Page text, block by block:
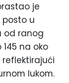
je
posto u
od ranog
na oko
reflektirajući
lukom.